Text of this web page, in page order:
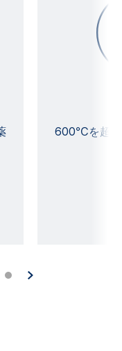
600℃を超え